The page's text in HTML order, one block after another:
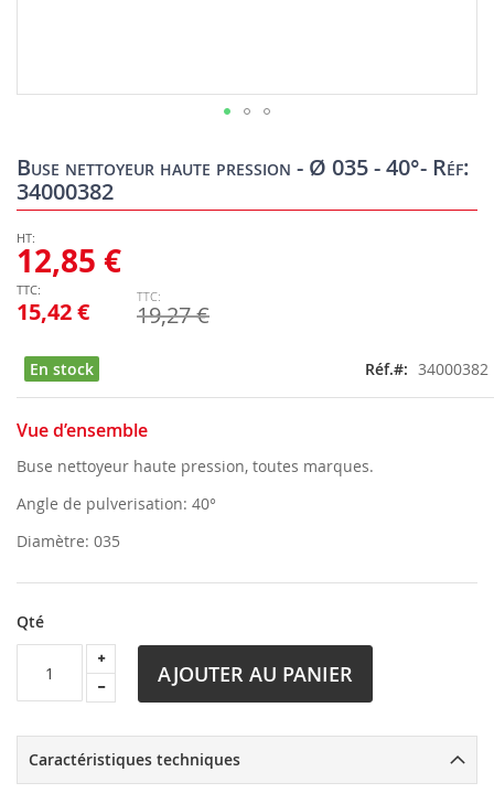
Buse nettoyeur haute pression - Ø 035 - 40°- Réf:
34000382
15,42 €
12,85 €
19,27 €
En stock Réf. 34000382
Vue d’ensemble
Buse nettoyeur haute pression, toutes marques.
Angle de pulverisation: 40°
Diamètre: 035
Qté
AJOUTER AU PANIER
to
the
beginning
the
images
gallery
Caractéristiques techniques